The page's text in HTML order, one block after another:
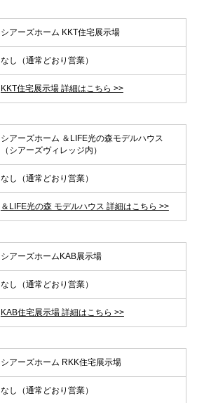
シアーズホーム KKT住宅展示場
なし（通常どおり営業）
KKT住宅展示場 詳細はこちら >>
シアーズホーム ＆LIFE光の森モデルハウス
（シアーズヴィレッジ内）
なし（通常どおり営業）
＆LIFE光の森 モデルハウス 詳細はこちら >>
シアーズホームKAB展示場
なし（通常どおり営業）
KAB住宅展示場 詳細はこちら >>
シアーズホーム RKK住宅展示場
なし（通常どおり営業）